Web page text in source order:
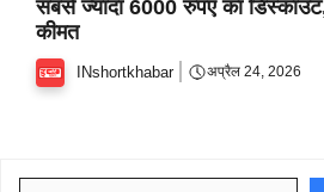
सबसे ज्यादा 6000 रुपए का
कीमत
INshortkhabar अप्रैल 24, 2026